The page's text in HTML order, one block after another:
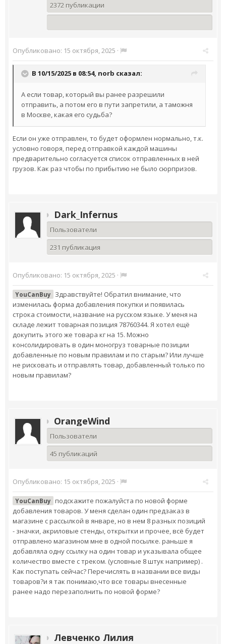
2372 публикации
Опубликовано: 15 октября, 2025 ·
В 10/15/2025 в 08:54, norb сказал:
А если товар, который вы ранее разрешили
отправить, а потом его в пути запретили, а таможня
в Москве, какая его судьба?
Если он уже отправлен, то будет оформлен нормально, т.к.
условно говоря, перед отправкой каждой машины
предварительно согласуется список отправленных в ней
грузов. Как раз чтобы по прибытию не было сюрпризов.
Dark_Infernus
Пользователи
231 публикация
Опубликовано: 15 октября, 2025 ·
YouCanBuy
Здравствуйте! Обратил внимание, что
изменилась форма добавления покупки и появилась
строка стоимости, название на русском языке. У меня на
складе лежит товарная позиция 78760344. Я хотел ещё
докупить этого же товара кг на 15. Можно
консолидировать в один моногруз товарные позиции
добавленные по новым правилам и по старым? Или лучше
не рисковать и отправлять товар, добавленный только по
новым правилам?
OrangeWind
Пользователи
45 публикаций
Опубликовано: 15 октября, 2025 ·
YouCanBuy подскажите пожалуйста по новой форме
добавления товаров. У меня сделан один предзаказ в
магазине с рассылкой в январе, но в нем 8 разных позиций
- значки, акриловые стенды, открытки и прочее, всё будет
отправлено магазином мне в одной посылке. раньше я
добавляла одну ссылку на один товар и указывала общее
количество вместе с треком. (условные 8 штук например) .
Как поступать сейчас? Перечислять в названии все виды
товаров?и я так понимаю,что все товары внесенные
ранее надо перезаполнить по новой форме?
Левченко Лилия